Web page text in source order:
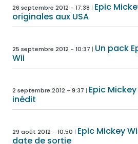
26 septembre 2012 - 17:38
Epic
originales aux USA
25 septembre 2012 - 10:37
Un pack
Wii
2 septembre 2012 - 9:37
Epic
inédit
29 août 2012 - 10:50
Epic Mickey
date de sortie